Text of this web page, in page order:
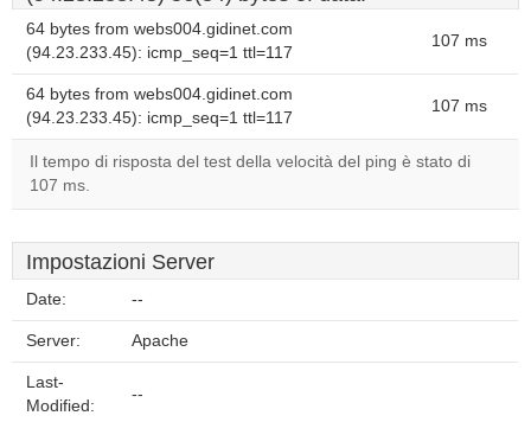
64 bytes from webs004.gidinet.com
(94.23.233.45): icmp_seq=1 ttl=117
107 ms
64 bytes from webs004.gidinet.com
(94.23.233.45): icmp_seq=1 ttl=117
107 ms
Il tempo di risposta del test della velocità del ping è stato di
107 ms.
Impostazioni Server
Date: --
Server: Apache
Last-
Modified:
--